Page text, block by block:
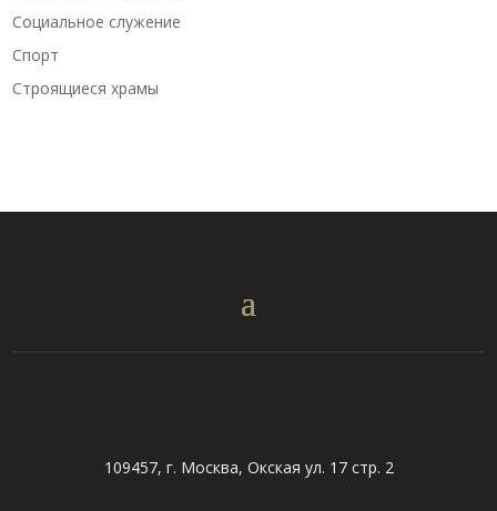
Социальное служение
Спорт
Строящиеся храмы
109457, г. Москва, Окская ул. 17 стр. 2